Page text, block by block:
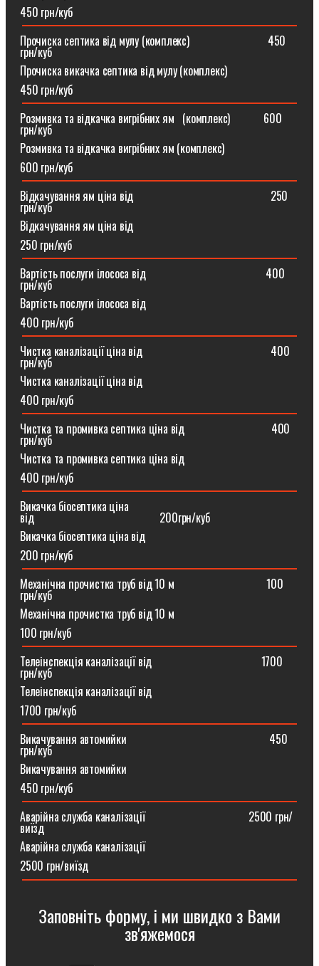
450 грн/куб
Прочиска септика від мулу (комплекс) ⠀⠀⠀⠀⠀⠀⠀⠀⠀450
грн/куб
Прочиска викачка септика від мулу (комплекс)
450 грн/куб
Розмивка та відкачка вигрібних ям⠀(комплекс)⠀⠀⠀⠀600
грн/куб
Розмивка та відкачка вигрібних ям (комплекс)⠀
600 грн/куб
Відкачування ям ціна від ⠀⠀⠀⠀⠀⠀⠀⠀⠀⠀⠀⠀⠀⠀⠀⠀250
грн/куб
Відкачування ям ціна від
250 грн/куб
Вартість послуги ілососа від ⠀⠀⠀⠀⠀⠀⠀⠀⠀⠀⠀⠀⠀⠀400
грн/куб
Вартість послуги ілососа від
400 грн/куб
Чистка каналізації ціна від ⠀⠀⠀⠀⠀⠀⠀⠀⠀⠀⠀⠀⠀⠀⠀400
грн/куб
Чистка каналізації ціна від
400 грн/куб
Чистка та промивка септика ціна від ⠀⠀⠀⠀⠀⠀⠀⠀⠀⠀400
грн/куб
Чистка та промивка септика ціна від
400 грн/куб
Викачка біосептика ціна
від⠀⠀⠀⠀⠀⠀⠀⠀⠀⠀⠀⠀⠀⠀⠀200грн/куб
Викачка біосептика ціна від
200 грн/куб
Механічна прочистка труб від 10 м⠀⠀⠀⠀⠀⠀⠀⠀⠀⠀⠀100
грн/куб
Механічна прочистка труб від 10 м
100 грн/куб
Телеінспекція каналізації від⠀⠀⠀⠀⠀⠀⠀⠀⠀⠀⠀⠀⠀1700
грн/куб
Телеінспекція каналізації від
1700 грн/куб
Викачування автомийки⠀⠀⠀⠀⠀⠀⠀⠀⠀⠀⠀⠀⠀⠀⠀⠀⠀450
грн/куб
Викачування автомийки
450 грн/куб
Аварійна служба каналізації ⠀⠀⠀⠀⠀⠀⠀⠀⠀⠀⠀⠀2500 грн/
виїзд
Аварійна служба каналізації
2500 грн/виїзд
Заповніть форму, і ми швидко з Вами
зв'яжемося